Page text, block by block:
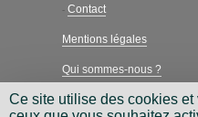
- Contact
Mentions légales
Qui sommes-nous ?
Charte néthique
Ce site utilise des cookies